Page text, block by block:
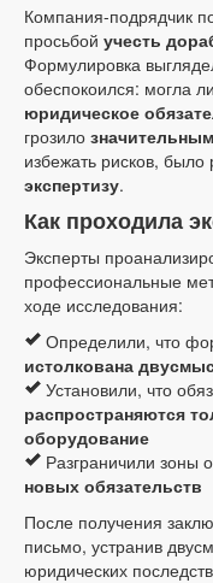
Компания-подрядчик
просьбой учесть
Формулировка
обеспокоился: могла
юридическое
грозило
избежать рисков,
экспертизу.
Как проходила
Эксперты
профессиональные
ходе исследования:
Определили, что
истолкована
Установили, что
распространяются
оборудование
Разграничили зоны
новых обязательств
После получения
письмо, устранив
юридических